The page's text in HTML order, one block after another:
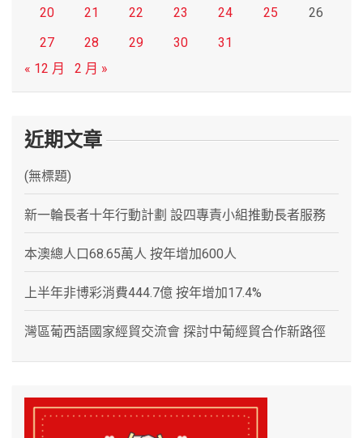
20
21 22 23 24 25
26
27
28 29 30
31
« 12 月
2 月 »
近期文章
(無標題)
新一輪長者十年行動計劃 設四專責小組推動長者服務
本澳總人口68.65萬人 按年增加600人
上半年非博彩消費444.7億 按年增加17.4%
灣區葡西語國家經貿交流會 探討中葡經貿合作新路徑